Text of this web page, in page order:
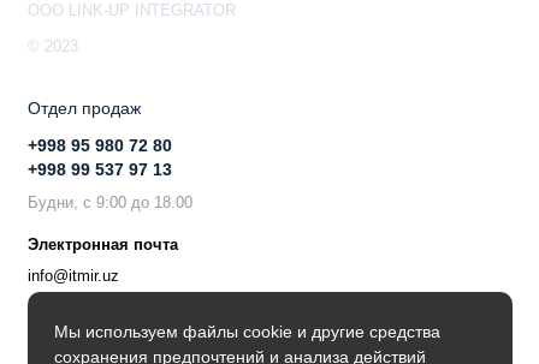
Мы используем файлы cookie и другие средства
сохранения предпочтений и анализа действий
OOO LINK-UP INTEGRATOR
© 2023
Отдел продаж
+998 95 980 72 80
+998 99 537 97 13
Будни, с 9:00 до 18.00
Электронная почта
info@itmir.uz
Поддержка в мессенджере